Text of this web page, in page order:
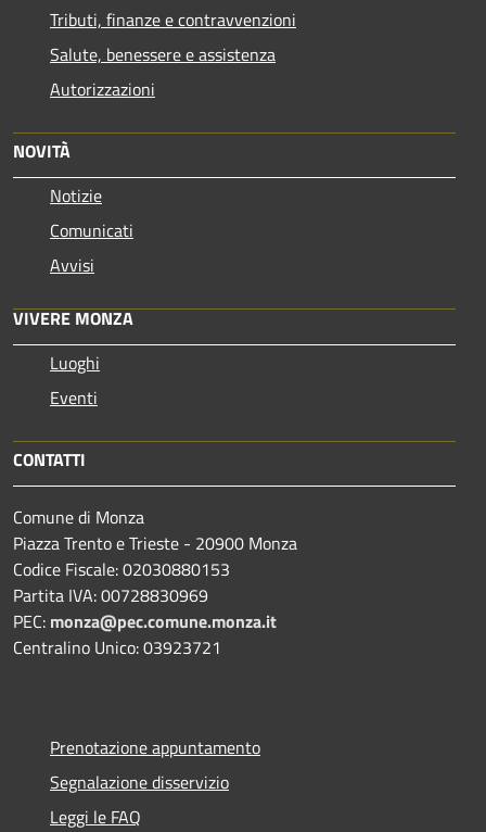
Tributi, finanze e contravvenzioni
Salute, benessere e assistenza
Autorizzazioni
NOVITÀ
Notizie
Comunicati
Avvisi
VIVERE MONZA
Luoghi
Eventi
CONTATTI
Comune di Monza
Piazza Trento e Trieste - 20900 Monza
Codice Fiscale: 02030880153
Partita IVA: 00728830969
PEC: monza@pec.comune.monza.it
Centralino Unico: 03923721
Prenotazione appuntamento
Segnalazione disservizio
Leggi le FAQ